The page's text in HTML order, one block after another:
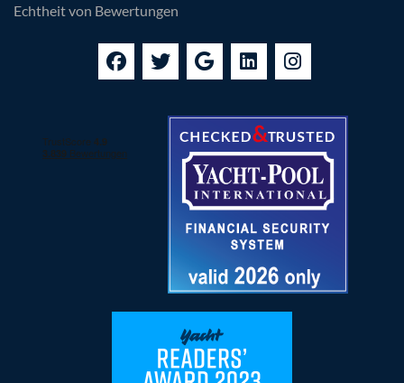
Echtheit von Bewertungen